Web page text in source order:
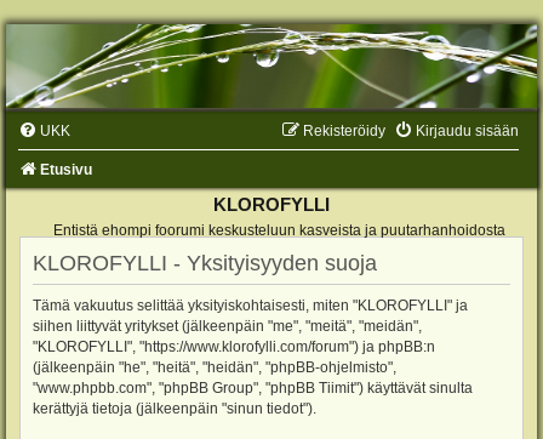
UKK Kirjaudu sisään
Rekisteröidy
Etusivu
KLOROFYLLI
Entistä ehompi foorumi keskusteluun kasveista ja puutarhanhoidosta
KLOROFYLLI - Yksityisyyden suoja
Tämä vakuutus selittää yksityiskohtaisesti, miten "KLOROFYLLI" ja
siihen liittyvät yritykset (jälkeenpäin "me", "meitä", "meidän",
"KLOROFYLLI", "https://www.klorofylli.com/forum") ja phpBB:n
(jälkeenpäin "he", "heitä", "heidän", "phpBB-ohjelmisto",
"www.phpbb.com", "phpBB Group", "phpBB Tiimit") käyttävät sinulta
kerättyjä tietoja (jälkeenpäin "sinun tiedot").